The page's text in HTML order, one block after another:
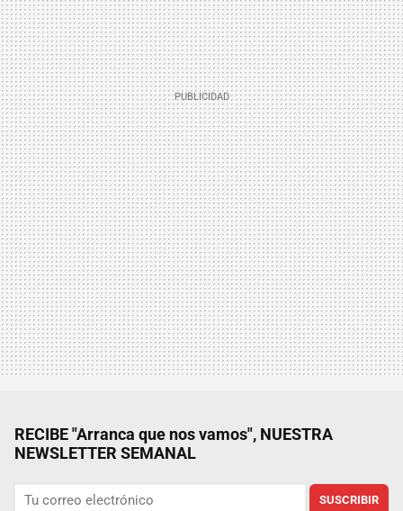
RECIBE "Arranca que nos vamos", NUESTRA
NEWSLETTER SEMANAL
SUSCRIBIR